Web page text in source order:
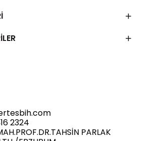
2324
PARLAK